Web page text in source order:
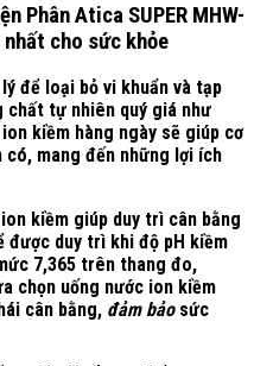
Phân Atica SUPER MHW-
cho sức khỏe
để loại bỏ vi khuẩn và tạp
chất tự nhiên quý giá như
kiềm hàng ngày sẽ giúp cơ
mang đến những lợi ích
ion kiềm giúp duy trì cân bằng
được duy trì khi độ pH kiềm
7,365 trên thang đo,
chọn uống nước ion kiềm
cân bằng, đảm bảo sức